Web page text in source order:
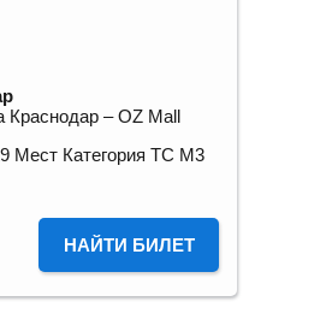
Краснодар – OZ Mall
Мест Категория ТС М3
НАЙТИ БИЛЕТ